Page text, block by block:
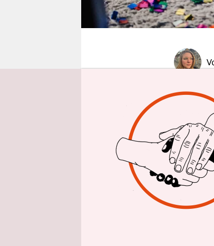
genossenschaft
epaper login
Acht
derVice
Herbst